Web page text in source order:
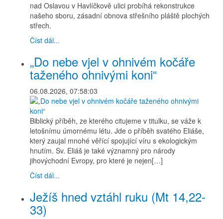
nad Oslavou v Havlíčkově ulici probíhá rekonstrukce
našeho sboru, zásadní obnova střešního pláště plochých
střech.
Číst dál...
„Do nebe vjel v ohnivém kočáře
taženého ohnivými koni“
06.08.2026, 07:58:03
Biblický příběh, ze kterého citujeme v titulku, se váže k
letošnímu úmornému létu. Jde o příběh svatého Eliáše,
který zaujal mnohé věřící spojující víru s ekologickým
hnutím. Sv. Eliáš je také významný pro národy
jihovýchodní Evropy, pro které je nejen[…]
Číst dál...
Ježíš hned vztáhl ruku (Mt 14,22-
33)